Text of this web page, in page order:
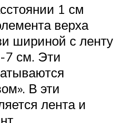
1 см
верха
шириной с ленту
7 см. Эти
В эти
лента и